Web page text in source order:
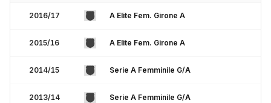
2016/17 A Elite Fem. Girone A
2015/16 A Elite Fem. Girone A
2014/15 Serie A Femminile G/A
2013/14 Serie A Femminile G/A